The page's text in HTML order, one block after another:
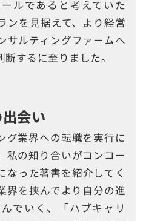
ルであると考えていた
ンを見据えて、より経営
サルティングファームへ
するに至りました。
会い
グ業界への転職を実行に
私の知り合いがコンコー
なった著書を紹介してく
界を挟んでより自分の進
でいく、「ハブキャリ